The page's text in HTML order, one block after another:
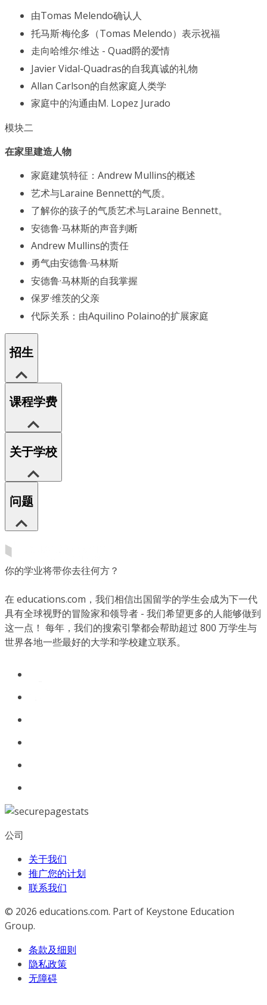
由Tomas Melendo确认人
托马斯·梅伦多（Tomas Melendo）表示祝福
走向哈维尔·维达 - Quad爵的爱情
Javier Vidal-Quadras的自我真诚的礼物
Allan Carlson的自然家庭人类学
家庭中的沟通由M. Lopez Jurado
模块二
在家里建造人物
家庭建筑特征：Andrew Mullins的概述
艺术与Laraine Bennett的气质。
了解你的孩子的气质艺术与Laraine Bennett。
安德鲁·马林斯的声音判断
Andrew Mullins的责任
勇气由安德鲁·马林斯
安德鲁·马林斯的自我掌握
保罗·维茨的父亲
代际关系：由Aquilino Polaino的扩展家庭
招生
课程学费
关于学校
问题
你的学业将带你去往何方？
在 educations.com，我们相信出国留学的学生会成为下一代
具有全球视野的冒险家和领导者 - 我们希望更多的人能够做到
这一点！ 每年，我们的搜索引擎都会帮助超过 800 万学生与
世界各地一些最好的大学和学校建立联系。
公司
关于我们
推广您的计划
联系我们
© 2026 educations.com. Part of Keystone Education
Group.
条款及细则
隐私政策
无障碍